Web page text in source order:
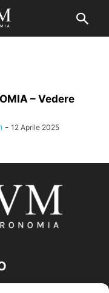
– Vedere
- 12 Aprile 2025